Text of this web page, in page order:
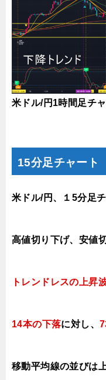
米ドル/円1時間足チ
15分足チャート
米ドル/円、１5分足
高値切り下げ、安値
トレンドレスの上昇
14本の下落に対し、
移動平均線の並びは